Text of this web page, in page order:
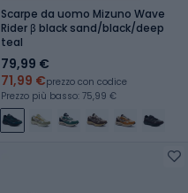
Scarpe da uomo Mizuno Wave
Rider β black sand/black/deep
teal
79,99 €
71,99 €prezzo con codice
Prezzo più basso: 75,99 €